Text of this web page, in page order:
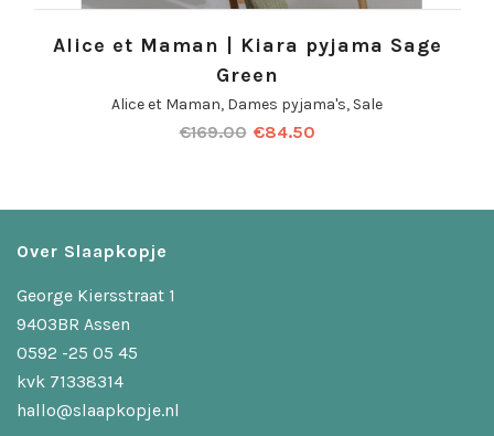
Alice et Maman | Kiara pyjama Sage
Green
Alice et Maman, Dames pyjama's, Sale
€169.00 €84.50
Over Slaapkopje
George Kiersstraat 1
9403BR Assen
0592 -25 05 45
kvk 71338314
hallo@slaapkopje.nl